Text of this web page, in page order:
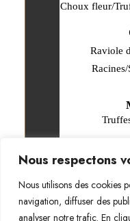
Nous respectons
Nous utilisons des cookies
navigation, diffuser des
analyser notre trafic. En
Choux fleur/
Raviole
*Par